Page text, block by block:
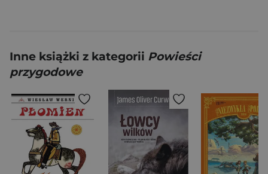
Inne książki z kategorii Powieści
przygodowe